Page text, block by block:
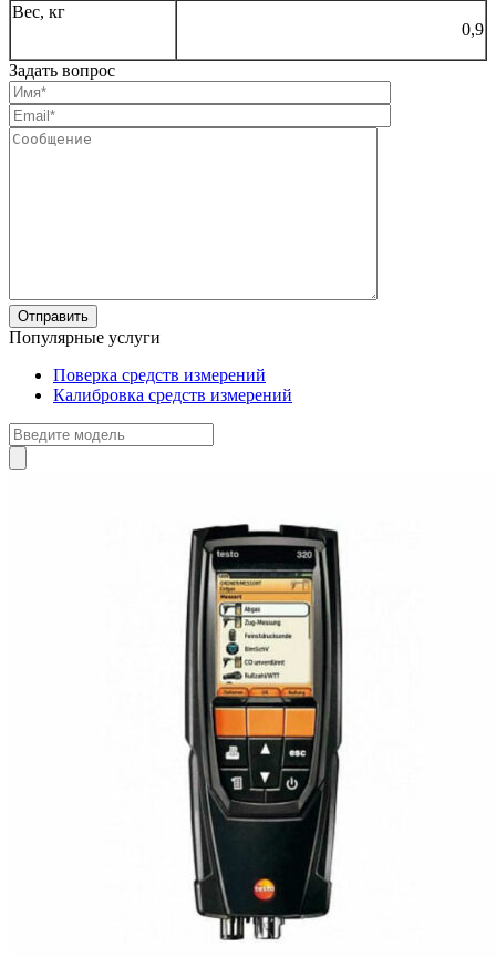
Вес, кг
0,9
Задать вопрос
Популярные услуги
Поверка средств измерений
Калибровка средств измерений